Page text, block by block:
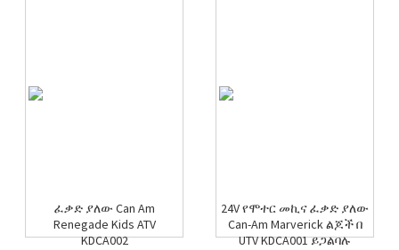
ፈቃድ ያለው Can Am
Renegade Kids ATV
KDCA002
24V የሞተር መኪና ፈቃድ ያለው
Can-Am Marverick ልጆች በ
UTV KDCA001 ይጋልባሉ